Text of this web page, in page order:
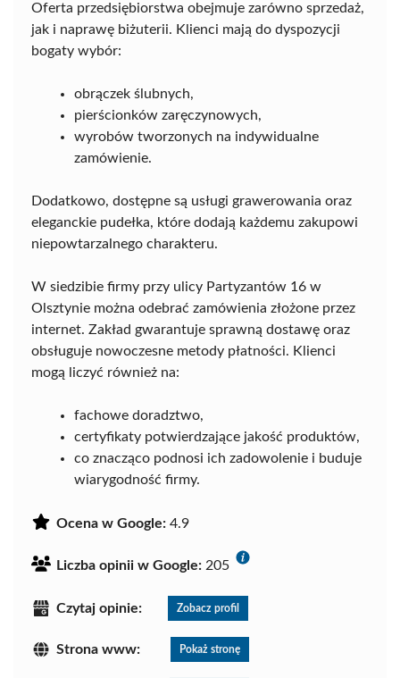
Oferta przedsiębiorstwa obejmuje zarówno sprzedaż,
jak i naprawę biżuterii. Klienci mają do dyspozycji
bogaty wybór:
obrączek ślubnych,
pierścionków zaręczynowych,
wyrobów tworzonych na indywidualne
zamówienie.
Dodatkowo, dostępne są usługi grawerowania oraz
eleganckie pudełka, które dodają każdemu zakupowi
niepowtarzalnego charakteru.
W siedzibie firmy przy ulicy Partyzantów 16 w
Olsztynie można odebrać zamówienia złożone przez
internet. Zakład gwarantuje sprawną dostawę oraz
obsługuje nowoczesne metody płatności. Klienci
mogą liczyć również na:
fachowe doradztwo,
certyfikaty potwierdzające jakość produktów,
co znacząco podnosi ich zadowolenie i buduje
wiarygodność firmy.
Ocena w Google: 4.9
Liczba opinii w Google: 205
Czytaj opinie: Zobacz profil
Strona www: Pokaż stronę